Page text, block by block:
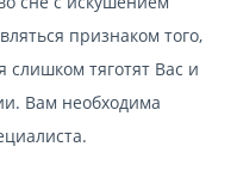
признаком того,
тяготят Вас и
Вам необходима